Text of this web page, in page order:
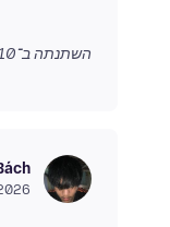
השתנתה ב־10 במאי 2026,
4:45